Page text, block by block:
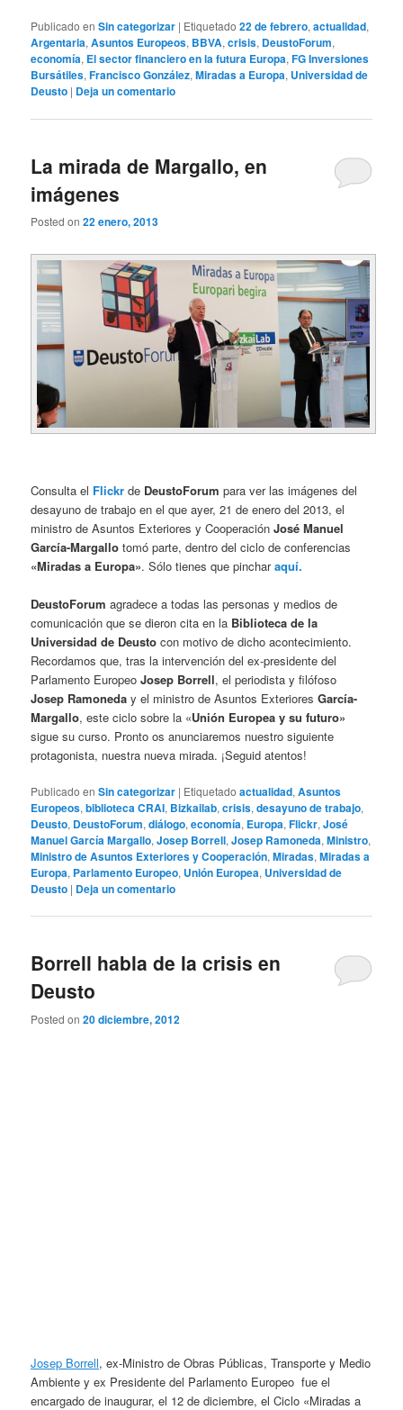
Publicado en Sin categorizar | Etiquetado 22 de febrero,actualidad,
Argentaria,Asuntos Europeos, BBVA,crisis, DeustoForum,
economía, El sector financiero en la futura Europa,FG Inversiones
Bursátiles,Francisco González,Miradas a Europa, Universidad de
Deusto | Deja un comentario
La mirada de Margallo, en
imágenes
Posted on22 enero, 2013
Consulta el Flickrde DeustoForum para ver las imágenes del
desayuno de trabajo en el que ayer, 21 de enero del 2013, el
ministro de Asuntos Exteriores y CooperaciónJosé Manuel
García-Margallo tomó parte, dentro del ciclo de conferencias
«Miradas a Europa». Sólo tienes que pincharaquí.
DeustoForum agradece a todas las personas y medios de
comunicación que se dieron cita en la Biblioteca de la
Universidad de Deusto con motivo de dicho acontecimiento.
Recordamos que, tras la intervención del ex-presidente del
Parlamento EuropeoJosep Borrell, el periodista y filófoso
Josep Ramoneda y el ministro de Asuntos ExterioresGarcía-
Margallo, este ciclo sobre la «Unión Europea y su futuro»
sigue su curso. Pronto os anunciaremos nuestro siguiente
protagonista, nuestra nueva mirada. ¡Seguid atentos!
Publicado en Sin categorizar | Etiquetado actualidad,Asuntos
Europeos,biblioteca CRAI, Bizkailab,crisis,desayuno de trabajo,
Deusto, DeustoForum,diálogo,economía, Europa,Flickr,José
Manuel García Margallo,Josep Borrell,Josep Ramoneda,Ministro,
Ministro de Asuntos Exteriores y Cooperación,Miradas,Miradas a
Europa, Parlamento Europeo, Unión Europea, Universidad de
Deusto | Deja un comentario
Borrell habla de la crisis en
Deusto
Posted on20 diciembre, 2012
Josep Borrell, ex-Ministro de Obras Públicas, Transporte y Medio
Ambiente y ex Presidente del Parlamento Europeo fue el
encargado de inaugurar, el 12 de diciembre, el Ciclo «Miradas a